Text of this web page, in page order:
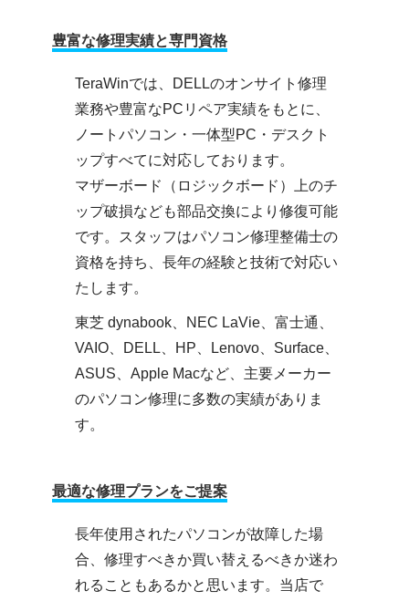
豊富な修理実績と専門資格
TeraWinでは、DELLのオンサイト修理
業務や豊富なPCリペア実績をもとに、
ノートパソコン・一体型PC・デスクト
ップすべてに対応しております。
マザーボード（ロジックボード）上のチ
ップ破損なども部品交換により修復可能
です。スタッフはパソコン修理整備士の
資格を持ち、長年の経験と技術で対応い
たします。
東芝 dynabook、NEC LaVie、富士通、
VAIO、DELL、HP、Lenovo、Surface、
ASUS、Apple Macなど、主要メーカー
のパソコン修理に多数の実績がありま
す。
最適な修理プランをご提案
長年使用されたパソコンが故障した場
合、修理すべきか買い替えるべきか迷わ
れることもあるかと思います。当店で